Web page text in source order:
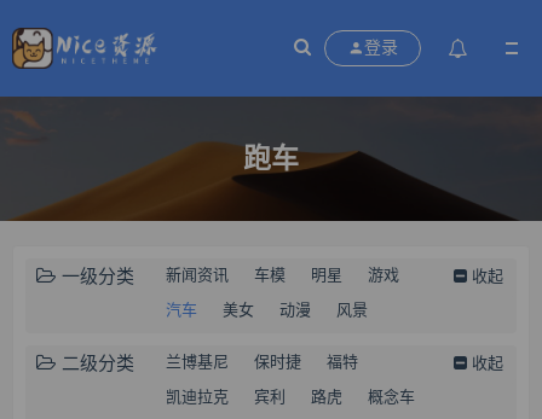
登录
跑车
一级分类 新闻资讯 车模 明星 游戏
汽车 美女 动漫 风景
收起
二级分类 兰博基尼 保时捷 福特
凯迪拉克 宾利 路虎 概念车
收起